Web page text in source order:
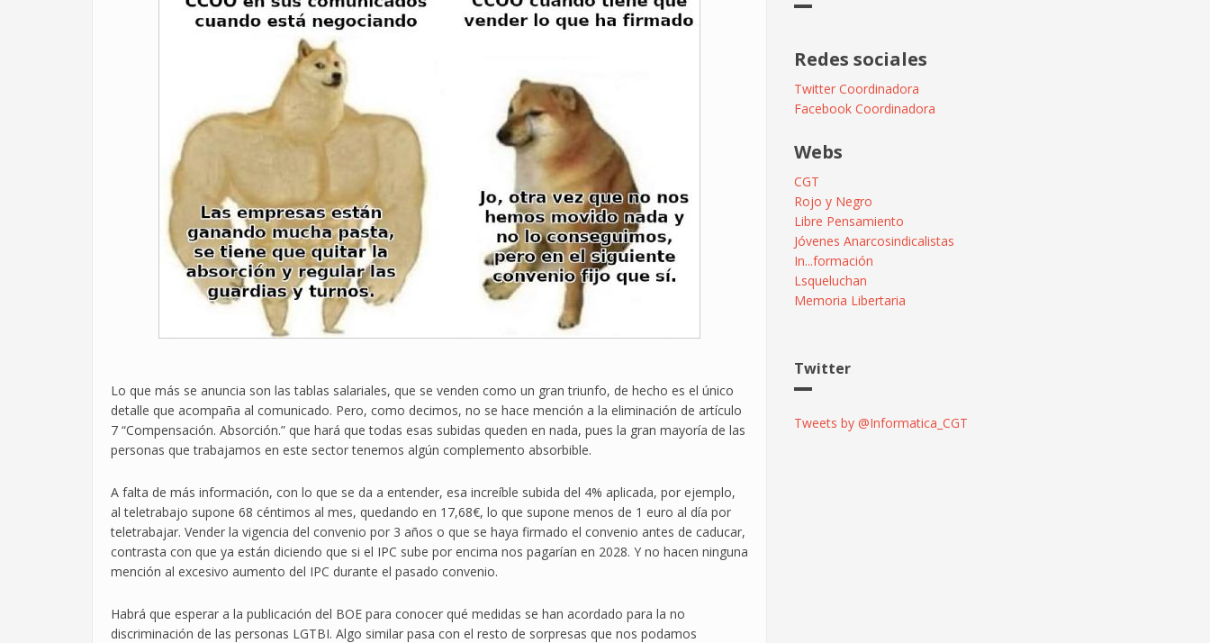
Lo que más se anuncia son las tablas salariales, que se venden como un gran triunfo, de hecho es el único
detalle que acompaña al comunicado. Pero, como decimos, no se hace mención a la eliminación de artículo
7 “Compensación. Absorción.” que hará que todas esas subidas queden en nada, pues la gran mayoría de las
personas que trabajamos en este sector tenemos algún complemento absorbible.
A falta de más información, con lo que se da a entender, esa increíble subida del 4% aplicada, por ejemplo,
al teletrabajo supone 68 céntimos al mes, quedando en 17,68€, lo que supone menos de 1 euro al día por
teletrabajar. Vender la vigencia del convenio por 3 años o que se haya firmado el convenio antes de caducar,
contrasta con que ya están diciendo que si el IPC sube por encima nos pagarían en 2028. Y no hacen ninguna
mención al excesivo aumento del IPC durante el pasado convenio.
Habrá que esperar a la publicación del BOE para conocer qué medidas se han acordado para la no
discriminación de las personas LGTBI. Algo similar pasa con el resto de sorpresas que nos podamos
Redes sociales
Twitter Coordinadora
Facebook Coordinadora
Webs
CGT
Rojo y Negro
Libre Pensamiento
Jóvenes Anarcosindicalistas
In...formación
Lsqueluchan
Memoria Libertaria
Twitter
Tweets by @Informatica_CGT